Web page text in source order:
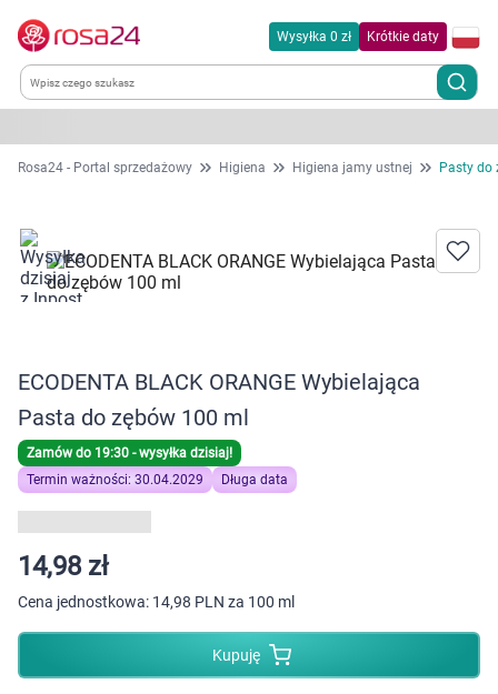
Wysyłka 0 zł Krótkie daty
Kategorie
Dla zwierząt
Zdrowie
Kobieta w ciąży i mama
Dziecko
Higiena
Kosmetyki
Mężczyzna
Rosa24 - Portal sprzedażowy Higiena Higiena jamy ustnej Pasty do
ECODENTA BLACK ORANGE Wybielająca
Pasta do zębów 100 ml
Zamów do 19:30 - wysyłka dzisiaj!
Termin ważności: 30.04.2029
Długa data
14,98 zł
Cena jednostkowa: 14,98 PLN za 100 ml
Kupuję